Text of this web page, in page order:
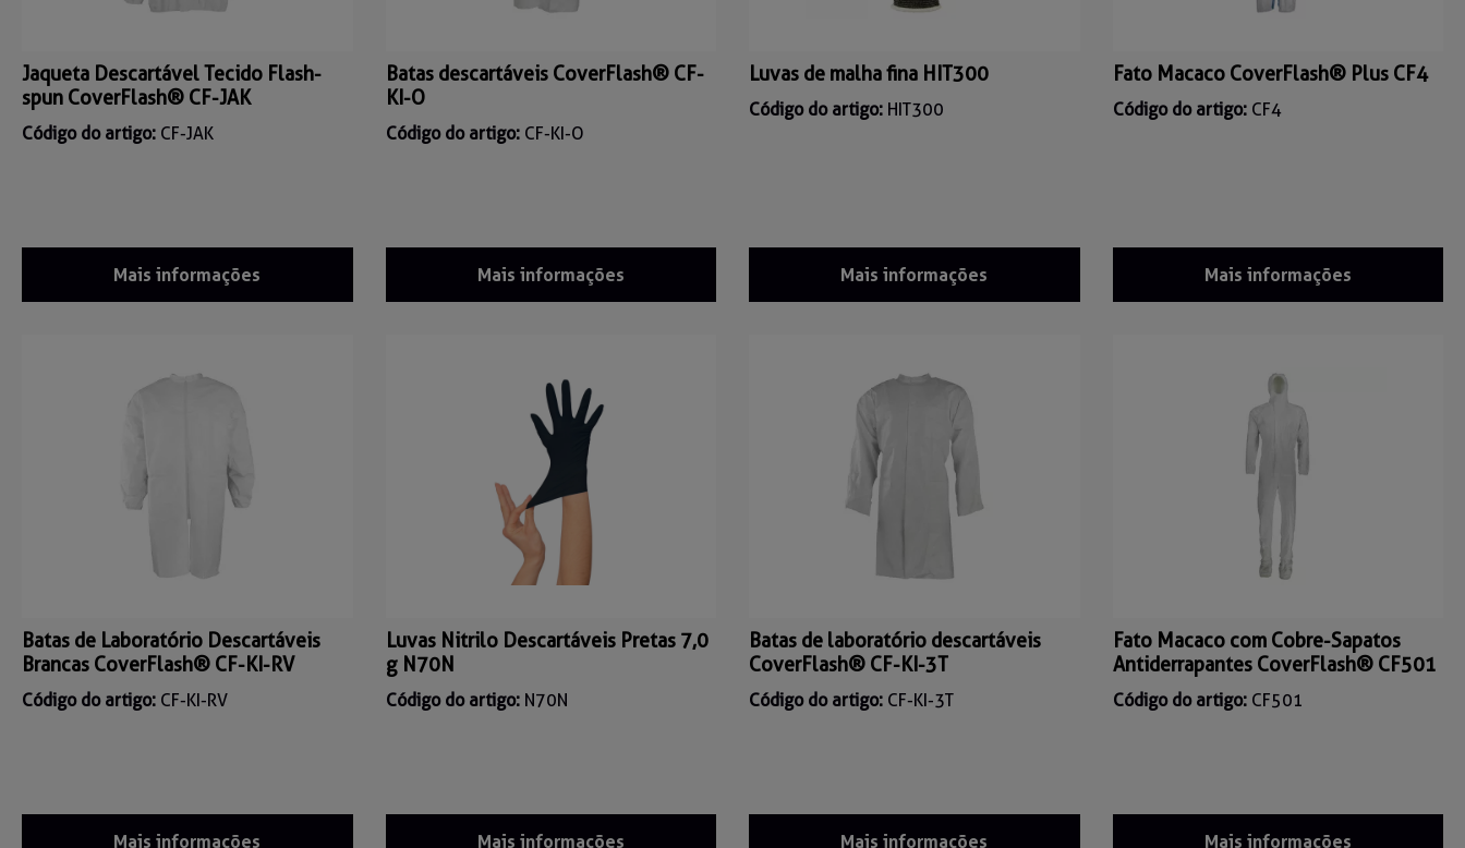
Jaqueta Descartável Tecido Flash-
spun CoverFlash® CF-JAK
Código do artigo: CF-JAK
Mais informações
Batas descartáveis CoverFlash® CF-
KI-O
Código do artigo: CF-KI-O
Mais informações
Luvas de malha fina HIT300
Código do artigo: HIT300
Mais informações
Fato Macaco CoverFlash® Plus CF4
Código do artigo: CF4
Mais informações
Batas de Laboratório Descartáveis
Brancas CoverFlash® CF-KI-RV
Código do artigo: CF-KI-RV
Mais informações
Luvas Nitrilo Descartáveis Pretas 7,0
g N70N
Código do artigo: N70N
Mais informações
Batas de laboratório descartáveis
CoverFlash® CF-KI-3T
Código do artigo: CF-KI-3T
Mais informações
Fato Macaco com Cobre-Sapatos
Antiderrapantes CoverFlash® CF501
Código do artigo: CF501
Mais informações